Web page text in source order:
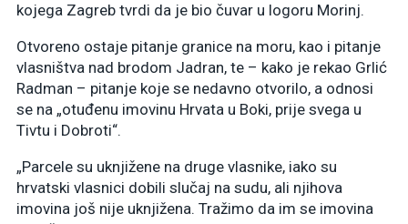
kojega Zagreb tvrdi da je bio čuvar u logoru Morinj.
Otvoreno ostaje pitanje granice na moru, kao i pitanje
vlasništva nad brodom Jadran, te – kako je rekao Grlić
Radman – pitanje koje se nedavno otvorilo, a odnosi
se na „otuđenu imovinu Hrvata u Boki, prije svega u
Tivtu i Dobroti“.
„Parcele su uknjižene na druge vlasnike, iako su
hrvatski vlasnici dobili slučaj na sudu, ali njihova
imovina još nije uknjižena. Tražimo da im se imovina